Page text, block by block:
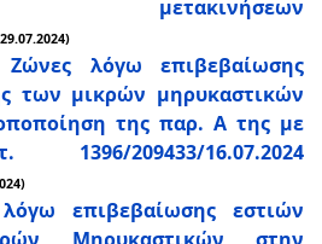
μετακινήσεων
Ζώνες λόγω επιβεβαίωσης
των μικρών μηρυκαστικών
της παρ. Α της με
209433/16.07.2024
επιβεβαίωσης εστιών